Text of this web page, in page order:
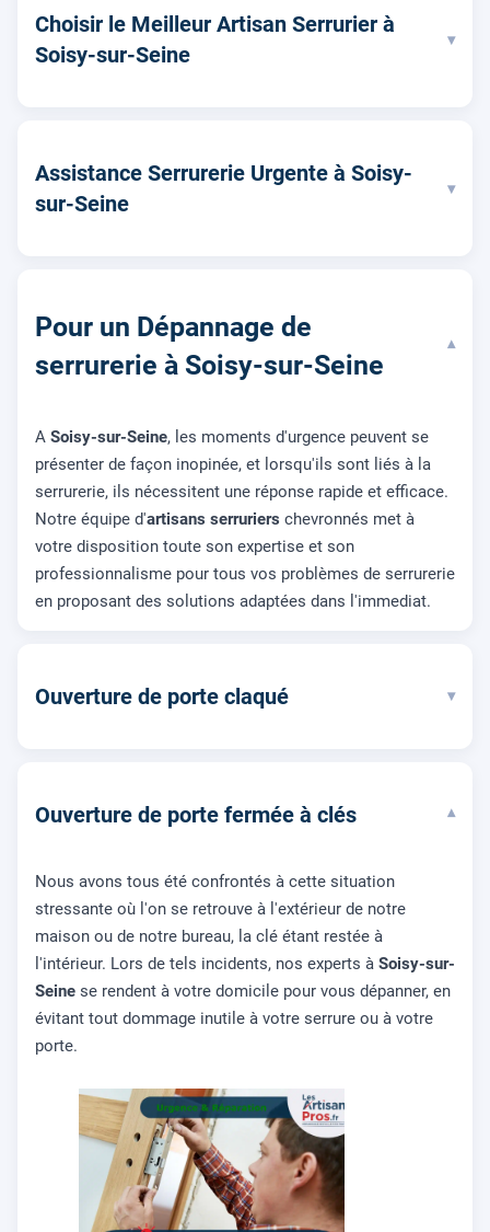
Choisir le Meilleur Artisan Serrurier à
Soisy-sur-Seine
▾
Assistance Serrurerie Urgente à Soisy-
sur-Seine
▾
Pour un Dépannage de
serrurerie à Soisy-sur-Seine
▾
A Soisy-sur-Seine, les moments d'urgence peuvent se
présenter de façon inopinée, et lorsqu'ils sont liés à la
serrurerie, ils nécessitent une réponse rapide et efficace.
Notre équipe d'artisans serruriers chevronnés met à
votre disposition toute son expertise et son
professionnalisme pour tous vos problèmes de serrurerie
en proposant des solutions adaptées dans l'immediat.
Ouverture de porte claqué ▾
Ouverture de porte fermée à clés ▾
Nous avons tous été confrontés à cette situation
stressante où l'on se retrouve à l'extérieur de notre
maison ou de notre bureau, la clé étant restée à
l'intérieur. Lors de tels incidents, nos experts à Soisy-sur-
Seine se rendent à votre domicile pour vous dépanner, en
évitant tout dommage inutile à votre serrure ou à votre
porte.